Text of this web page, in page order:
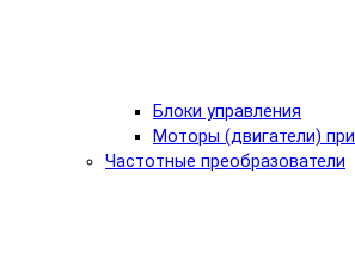
Блоки управления
Моторы (двигатели)
Частотные преобразователи